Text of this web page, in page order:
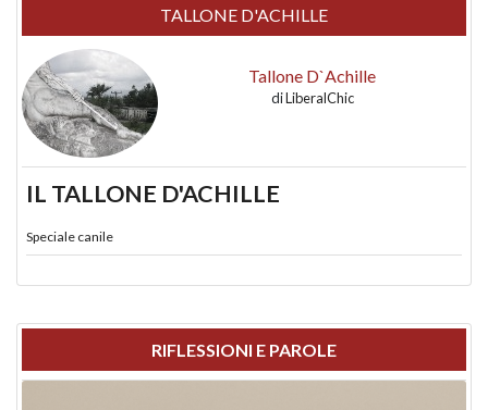
TALLONE D'ACHILLE
Tallone D`Achille
diLiberalChic
IL TALLONE D'ACHILLE
Speciale canile
RIFLESSIONI E PAROLE